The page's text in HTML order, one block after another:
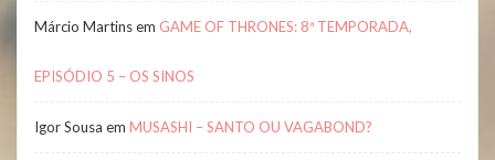
Márcio Martinsem GAME OF THRONES: 8ª TEMPORADA,
EPISÓDIO 5 – OS SINOS
Igor Sousa em MUSASHI – SANTO OU VAGABOND?